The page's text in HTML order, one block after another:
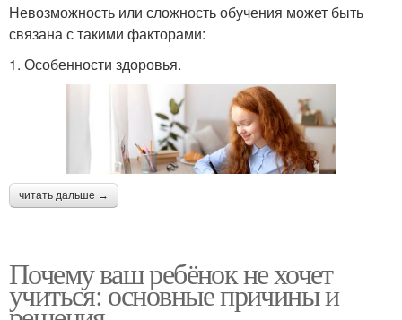
Невозможность или сложность обучения может быть
связана с такими факторами:
1. Особенности здоровья.
читать дальше →
Почему ваш ребёнок не хочет
учиться: основные причины и